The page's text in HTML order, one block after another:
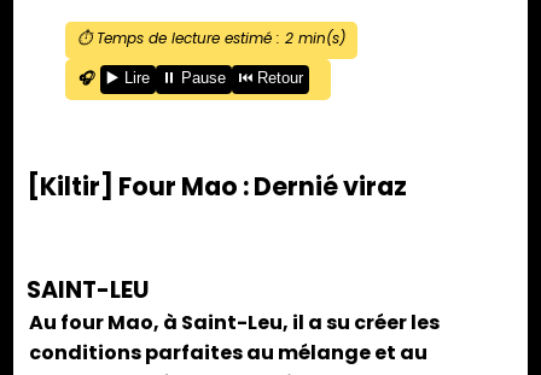
⏱️ Temps de lecture estimé : 2min(s)
🎧
▶️ Lire ⏸️ Pause ⏮️ Retour
[Kiltir] Four Mao : Dernié viraz
SAINT-LEU
Au four Mao, à Saint-Leu, il a su créer les
conditions parfaites au mélange et au